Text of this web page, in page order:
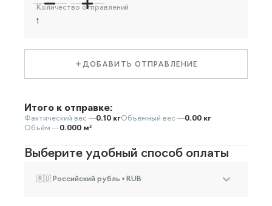
Количество отправлений
ДОБАВИТЬ ОТПРАВЛЕНИЕ
Итого к отправке:
Фактический вес —0.10 кгОбъёмный вес —0.00 кг
Объём —0.000 м³
Выберите удобный способ оплаты
🇷🇺 Российский рубль • RUB